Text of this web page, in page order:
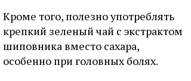
Кроме того, полезно употреблять
крепкий зеленый чай с экстрактом
шиповника вместо сахара,
особенно при головных болях.